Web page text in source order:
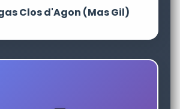
Clos d'Agon (Mas Gil)